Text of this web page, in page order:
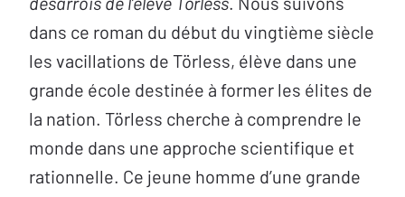
dans ce roman du début du vingtième siècle
les vacillations de Törless, élève dans une
grande école destinée à former les élites de
la nation. Törless cherche à comprendre le
monde dans une approche scientifique et
rationnelle. Ce jeune homme d’une grande